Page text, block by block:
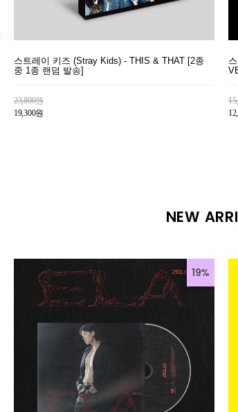
스트레이 키즈 (Stray Kids) - THIS & THAT [2종
중 1종 랜덤 발송]
23,800원
19,300원
NEW
19%